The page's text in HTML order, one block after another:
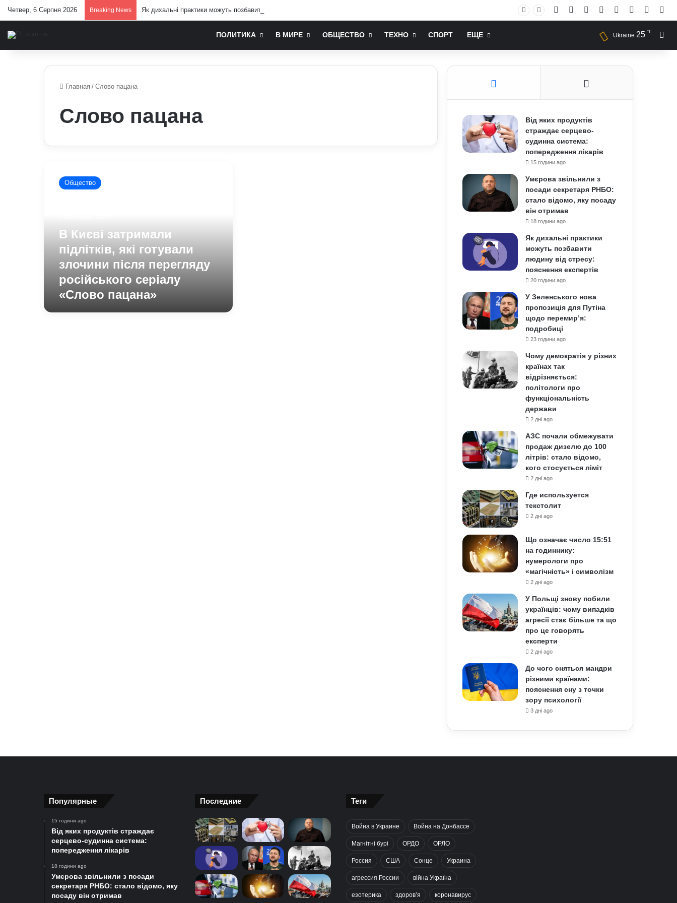
Четвер, 6 Серпня 2026 Breaking News Як дихальні практики можуть позбавити людину від стресу: пояснення експертів Facebook YouTubeInstagram
RSS Log In
ПОЛИТИКА В МИРЕ ОБЩЕСТВО ТЕХНО СПОРТ ЕЩЕ Ukraine 25 ℃
Главная / Слово пацана
Слово пацана
затримали
злочини
перегляду
російського
«Слово
пацана»
Общество
В Києві затримали
підлітків, які готували
злочини після перегляду
російського серіалу
«Слово пацана»
Від яких продуктів
страждає серцево-
судинна система:
попередження лікарів
15 години ago
Умєрова звільнили з
посади секретаря РНБО:
стало відомо, яку посаду
він отримав
18 години ago
Як дихальні практики
можуть позбавити
людину від стресу:
пояснення експертів
20 години ago
У Зеленського нова
пропозиція для Путіна
щодо перемир’я:
подробиці
23 години ago
Чому демократія у різних
країнах так
відрізняється:
політологи про
функціональність
держави
2 дні ago
АЗС почали обмежувати
продаж дизелю до 100
літрів: стало відомо,
кого стосується ліміт
2 дні ago
Где используется
текстолит
2 дні ago
Що означає число 15:51
на годиннику:
нумерологи про
«магічність» і символізм
2 дні ago
У Польщі знову побили
українців: чому випадків
агресії стає більше та що
про це говорять
експерти
2 дні ago
До чого сняться мандри
різними країнами:
пояснення сну з точки
зору психології
3 дні ago
Популярные
15 години ago
Від яких продуктів страждає
серцево-судинна система:
попередження лікарів
18 години ago
Умєрова звільнили з посади
секретаря РНБО: стало відомо, яку
посаду він отримав
Последние Теги
Война в Украине Война на Донбассе
Магнітні бурі ОРДО ОРЛО
Россия США Сонце Украина
агрессия России війна Україна
езотерика здоров’я коронавирус